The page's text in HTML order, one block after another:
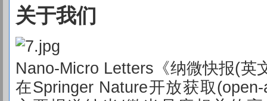
关于我们
Nano-Micro Letters《纳微快报(英
在Springer Nature开放获取